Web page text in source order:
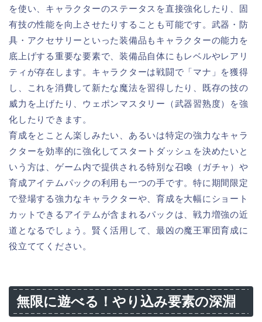
を使い、キャラクターのステータスを直接強化したり、固
有技の性能を向上させたりすることも可能です。武器・防
具・アクセサリーといった装備品もキャラクターの能力を
底上げする重要な要素で、装備品自体にもレベルやレアリ
ティが存在します。キャラクターは戦闘で「マナ」を獲得
し、これを消費して新たな魔法を習得したり、既存の技の
威力を上げたり、ウェポンマスタリー（武器習熟度）を強
化したりできます。
育成をとことん楽しみたい、あるいは特定の強力なキャラ
クターを効率的に強化してスタートダッシュを決めたいと
いう方は、ゲーム内で提供される特別な召喚（ガチャ）や
育成アイテムパックの利用も一つの手です。特に期間限定
で登場する強力なキャラクターや、育成を大幅にショート
カットできるアイテムが含まれるパックは、戦力増強の近
道となるでしょう。賢く活用して、最凶の魔王軍団育成に
役立ててください。
無限に遊べる！やり込み要素の深淵